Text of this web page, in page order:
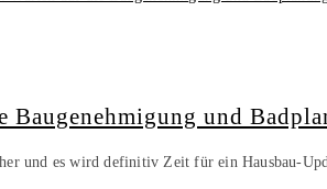
Baugenehmigung und
und es wird definitiv Zeit für ein Hausbau-